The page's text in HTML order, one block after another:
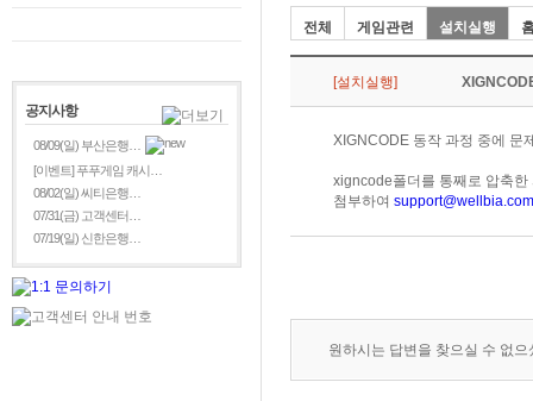
공지사항
08/09(일) 부산은행…
[이벤트] 푸푸게임 캐시…
08/02(일) 씨티은행…
07/31(금) 고객센터…
07/19(일) 신한은행…
전체 게임관련 설치실행
[설치실행]
XIGNCODE 동작 과정 중에 문
xigncode폴더를 통째로 압축
첨부하여 support@wellbia.com
원하시는 답변을 찾으실 수 없